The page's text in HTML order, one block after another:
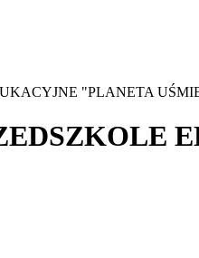
"PLANETA